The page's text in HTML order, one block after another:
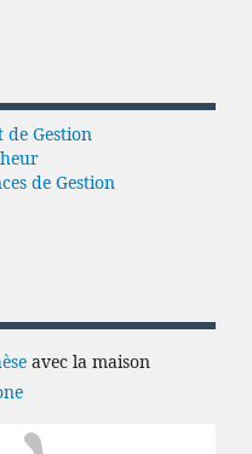
de Gestion
de Gestion
avec la maison